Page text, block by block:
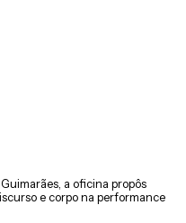
a oficina propôs
e corpo na performance